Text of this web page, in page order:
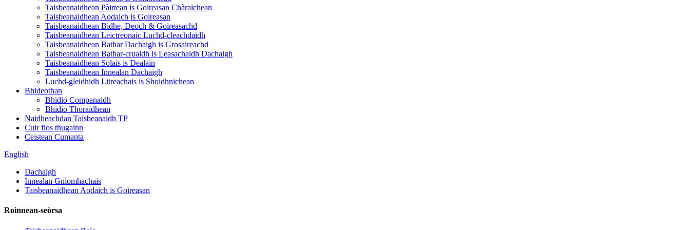
Taisbeanaidhean Pàirtean is Goireasan Chàraichean
Taisbeanaidhean Aodaich is Goireasan
Taisbeanaidhean Bidhe, Deoch & Goireasachd
Taisbeanaidhean Leictreonaic Luchd-cleachdaidh
Taisbeanaidhean Bathar Dachaigh is Grosaireachd
Taisbeanaidhean Bathar-cruaidh is Leasachaidh Dachaigh
Taisbeanaidhean Solais is Dealain
Taisbeanaidhean Innealan Dachaigh
Luchd-gleidhidh Litreachais is Shoidhnichean
Bhideothan
Bhidio Companaidh
Bhidio Thoraidhean
Naidheachdan Taisbeanaidh TP
Cuir fios thugainn
Ceistean Cumanta
English
Dachaigh
Innealan Gnìomhachais
Taisbeanaidhean Aodaich is Goireasan
Roinnean-seòrsa